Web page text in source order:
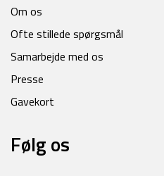
Om os
Ofte stillede spørgsmål
Samarbejde med os
Presse
Gavekort
Følg os